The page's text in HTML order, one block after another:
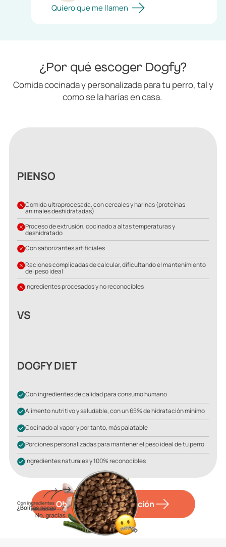
Quiero que me llamen
¿Por qué escoger Dogfy?
Comida cocinada y personalizada para tu perro, tal y
como se la harías en casa.
PIENSO
Comida ultraprocesada, con cereales y harinas (proteínas
animales deshidratadas)
Proceso de extrusión, cocinado a altas temperaturas y
deshidratado
Con saborizantes artificiales
Raciones complicadas de calcular, dificultando el mantenimiento
del peso ideal
Ingredientes procesados y no reconocibles
VS
DOGFY DIET
Con ingredientes de calidad para consumo humano
Alimento nutritivo y saludable, con un 65% de hidratación mínimo
Cocinado al vapor y por tanto, más palatable
Porciones personalizadas para mantener el peso ideal de tu perro
Ingredientes naturales y 100% reconocibles
Obtener más información